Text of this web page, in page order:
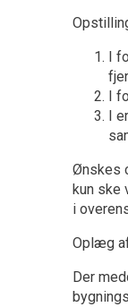
I
I
I
Ønskes
kun ske
i
Oplæg
Der